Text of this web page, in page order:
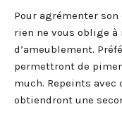
Pour agrémenter
rien ne vous oblige
d’ameublement.
permettront de
much. Repeints
obtiendront une